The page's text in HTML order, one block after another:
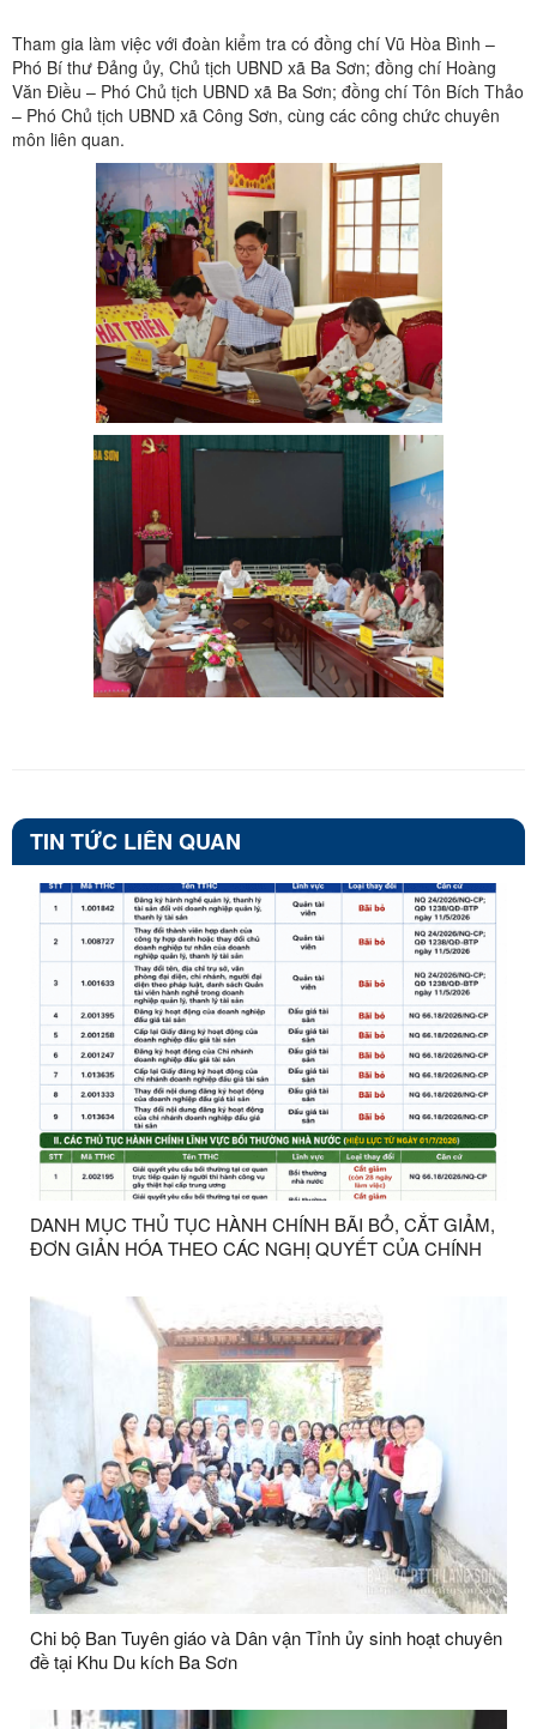
Tham gia làm việc với đoàn kiểm tra có đồng chí Vũ Hòa Bình –
Phó Bí thư Đảng ủy, Chủ tịch UBND xã Ba Sơn; đồng chí Hoàng
Văn Điều – Phó Chủ tịch UBND xã Ba Sơn; đồng chí Tôn Bích Thảo
– Phó Chủ tịch UBND xã Công Sơn, cùng các công chức chuyên
môn liên quan.
TIN TỨC LIÊN QUAN
DANH MỤC THỦ TỤC HÀNH CHÍNH BÃI BỎ, CẮT GIẢM,
ĐƠN GIẢN HÓA THEO CÁC NGHỊ QUYẾT CỦA CHÍNH
Chi bộ Ban Tuyên giáo và Dân vận Tỉnh ủy sinh hoạt chuyên
đề tại Khu Du kích Ba Sơn